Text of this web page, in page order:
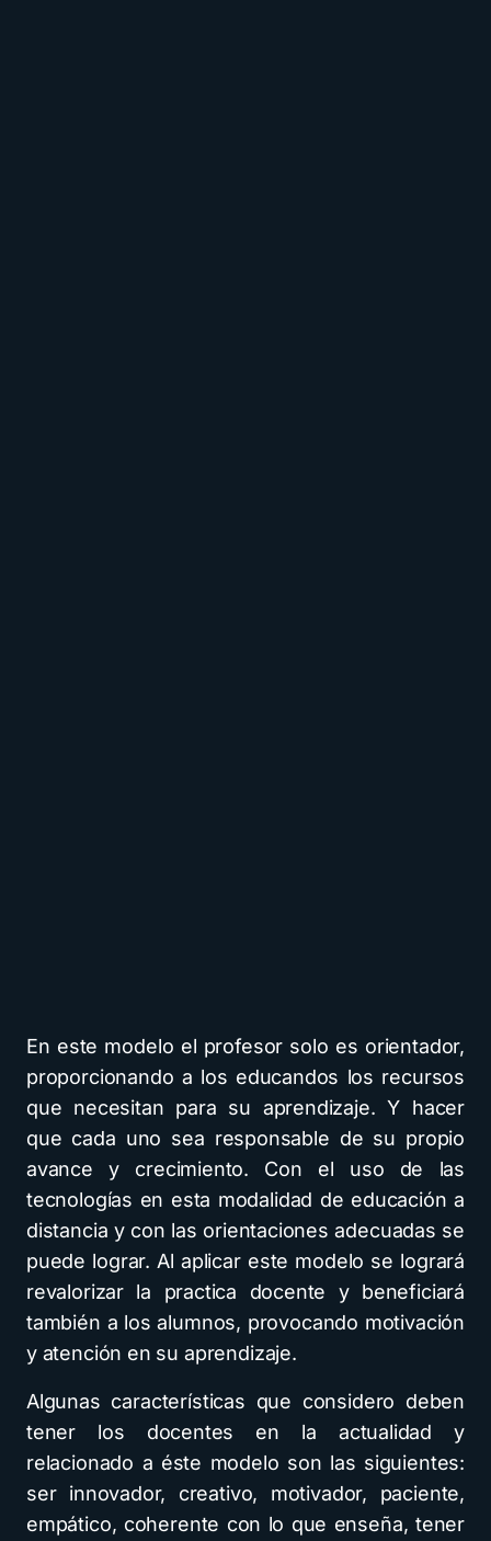
En este modelo el profesor solo es orientador,
proporcionando a los educandos los recursos
que necesitan para su aprendizaje. Y hacer
que cada uno sea responsable de su propio
avance y crecimiento. Con el uso de las
tecnologías en esta modalidad de educación a
distancia y con las orientaciones adecuadas se
puede lograr. Al aplicar este modelo se logrará
revalorizar la practica docente y beneficiará
también a los alumnos, provocando motivación
y atención en su aprendizaje.
Algunas características que considero deben
tener los docentes en la actualidad y
relacionado a éste modelo son las siguientes:
ser innovador, creativo, motivador, paciente,
empático, coherente con lo que enseña, tener